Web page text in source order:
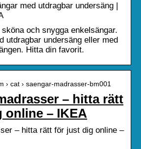
med utdragbar undersäng |
och snygga enkelsängar.
utdragbar undersäng eller med
Hitta din favorit.
› cat › saengar-madrasser-bm001
– hitta rätt
– IKEA
– hitta rätt för just dig online –